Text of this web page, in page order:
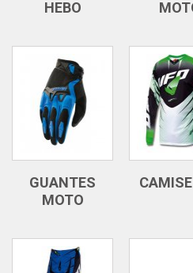
HEBO
GUANTES
MOTO